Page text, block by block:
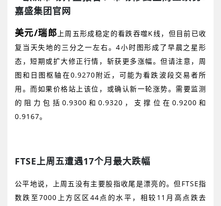
美元/瑞郎 上周五形成稳定的看跌吞噬K线，但目前已收
复当天失地的三分之一左右。4小时图形成了早晨之星形
态，短期或扩大修正行情，斩获更多涨幅。但请注意，周
图和日图枢轴在0.9270附近，可能为看跌波段交易者所
用。而如果价格站上该位，或确认新一轮涨势。需要监测
的阻力包括 0.9300 和0.9320 ，支撑位在 0.9200 和
0.9167。
FTSE上周五遭遇17个月最大跌幅
公平地说，上周五没有主要股指收尾是漂亮的。但 FTSE指
数跌至7000 上方区区 44点的水平，相较 11 月高点跌去